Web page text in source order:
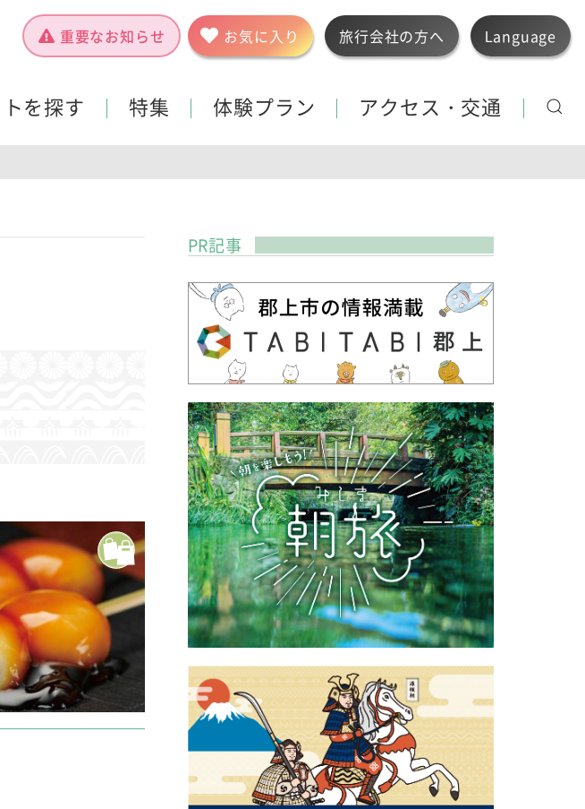
重要なお知らせ お気に入り 旅行会社の方へ Language
を探す 特集 体験プラン アクセス・交通
PR記事